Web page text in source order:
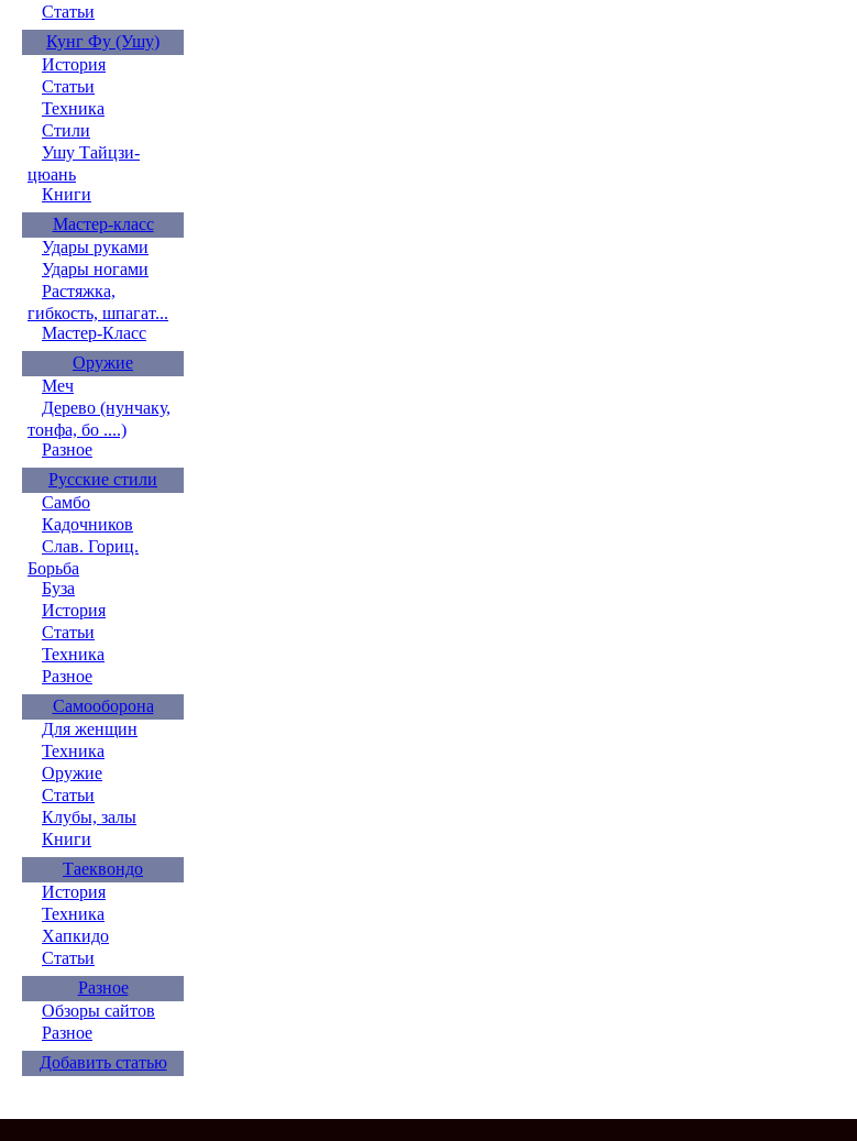
Статьи
Кунг Фу (Ушу)
История
Статьи
Техника
Стили
Ушу Тайцзи-
цюань
Книги
Мастер-класс
Удары руками
Удары ногами
Растяжка,
гибкость, шпагат...
Мастер-Класс
Оружие
Меч
Дерево (нунчаку,
тонфа, бо ....)
Разное
Русские стили
Самбо
Кадочников
Слав. Гориц.
Борьба
Буза
История
Статьи
Техника
Разное
Самооборона
Для женщин
Техника
Оружие
Статьи
Клубы, залы
Книги
Таеквондо
История
Техника
Хапкидо
Статьи
Разное
Обзоры сайтов
Разное
Добавить статью